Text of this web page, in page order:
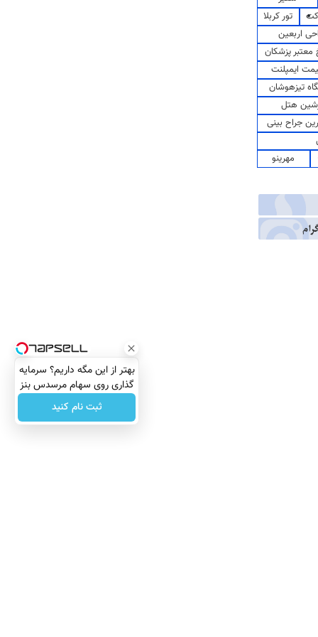
تور کربلا
اربعین
پزشکان
ایمپلنت
تیزهوشان
هتل
جراح بینی
مهرینو
بهتر از این مگه داریم؟ سرمایه
گذاری روی سهام مرسدس بنز
ثبت نام کنید